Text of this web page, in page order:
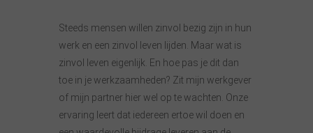
Steeds mensen willen zinvol bezig zijn in hun
werk en een zinvol leven lijden. Maar wat is
zinvol leven eigenlijk. En hoe pas je dit dan
toe in je werkzaamheden? Zit mijn werkgever
of mijn partner hier wel op te wachten. Onze
ervaring leert dat iedereen ertoe wil doen en